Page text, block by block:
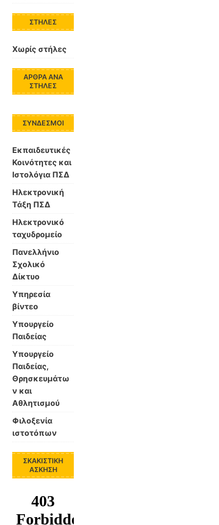
ΣΤΉΛΕΣ
Χωρίς στήλες
ΆΡΘΡΑ ΑΝΆ
ΣΤΉΛΕΣ
ΣΎΝΔΕΣΜΟΙ
Εκπαιδευτικές
Κοινότητες και
Ιστολόγια ΠΣΔ
Ηλεκτρονική
Τάξη ΠΣΔ
Ηλεκτρονικό
ταχυδρομείο
Πανελλήνιο
Σχολικό
Δίκτυο
Υπηρεσία
βίντεο
Υπουργείο
Παιδείας
Υπουργείο
Παιδείας,
Θρησκευμάτω
ν και
Αθλητισμού
Φιλοξενία
ιστοτόπων
ΣΚΑΚΙΣΤΙΚΉ
ΆΣΚΗΣΗ